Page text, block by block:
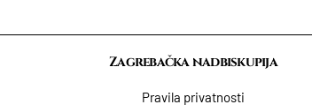
Zagrebačka nadbiskupija
Pravila privatnosti